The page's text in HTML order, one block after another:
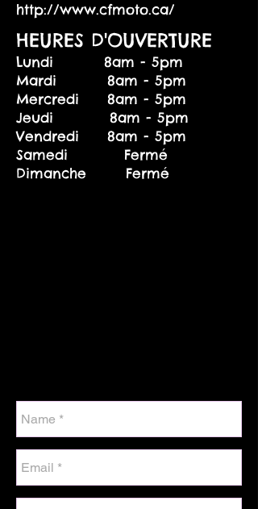
http://www.cfmoto.ca/
HEURES D'OUVERTURE
Lundi 8am - 5pm
Mardi 8am - 5pm
Mercredi 8am - 5pm
Jeudi 8am - 5pm
Vendredi 8am - 5pm
Samedi Fermé
Dimanche Fermé